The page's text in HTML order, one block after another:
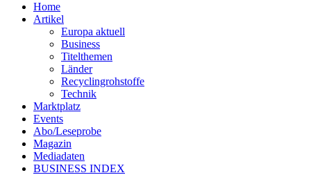
Home
Artikel
Europa aktuell
Business
Titelthemen
Länder
Recyclingrohstoffe
Technik
Marktplatz
Events
Abo/Leseprobe
Magazin
Mediadaten
BUSINESS INDEX